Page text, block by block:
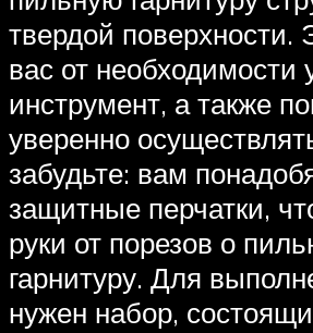
твердой поверхности.
вас от необходимости
инструмент, а также
уверенно
забудьте: вам
защитные перчатки,
руки от порезов о
гарнитуру. Для
нужен набор,